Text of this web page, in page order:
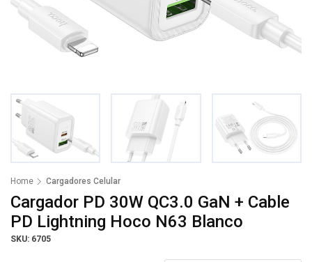
Home Cargadores Celular
Cargador PD 30W QC3.0 GaN + Cable
PD Lightning Hoco N63 Blanco
SKU: 6705